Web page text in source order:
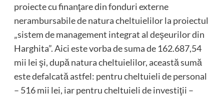
proiecte cu finanţare din fonduri externe
nerambursabile de natura cheltuielilor la proiectul
„sistem de management integrat al deşeurilor din
Harghita”. Aici este vorba de suma de 162.687,54
mii lei şi, după natura cheltuielilor, această sumă
este defalcată astfel: pentru cheltuieli de personal
– 516 mii lei, iar pentru cheltuieli de investiţii –